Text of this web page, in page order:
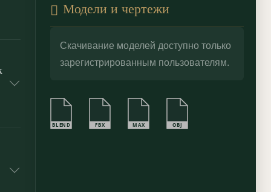
Модели и чертежи
Скачивание моделей доступно только
зарегистрированным пользователям.
BLEND FBX MAX OBJ